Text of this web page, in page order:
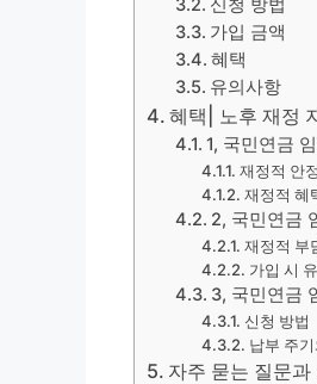
신청 방법
가입 금액
혜택
유의사항
혜택| 노후 재정
1, 국민연금
재정적 안
재정적 혜
2, 국민연금
재정적 부
가입 시
3, 국민연금
신청 방법
납부 주
자주 묻는 질문과